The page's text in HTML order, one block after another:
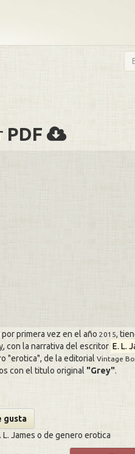
PDF
primera vez en el año 2015,
, con la narrativa del escritor E. L.
erotica , de la editorial Vintage
con el titulo original
Grey .
gusta
L. James o de genero erotica